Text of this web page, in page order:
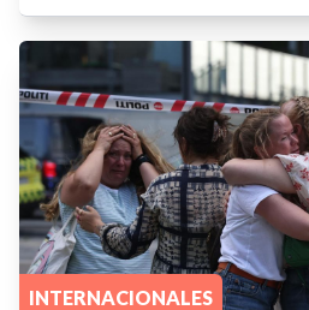
INTERNACIONALES